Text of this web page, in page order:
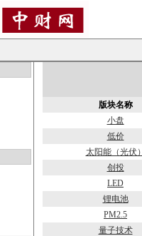
版块名称
小盘
低价
太阳能（光伏）
创投
LED
锂电池
PM2.5
量子技术